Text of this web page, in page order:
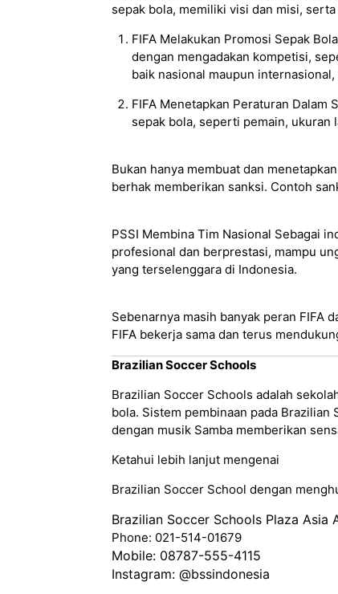
sepak bola, memiliki visi dan misi,
FIFA Melakukan Promosi Sepak
dengan mengadakan kompetisi,
baik nasional maupun
FIFA Menetapkan Peraturan Dalam
sepak bola, seperti pemain, ukuran
Bukan hanya membuat dan
berhak memberikan sanksi. Contoh
PSSI Membina Tim Nasional Sebagai
profesional dan berprestasi, mampu
yang terselenggara di Indonesia.
Sebenarnya masih banyak peran FIFA
FIFA bekerja sama dan terus
Brazilian Soccer Schools
Brazilian Soccer Schools adalah
bola. Sistem pembinaan pada
dengan musik Samba memberikan
Ketahui lebih lanjut mengenai
Brazilian Soccer School dengan
Brazilian Soccer Schools Plaza Asia
Phone: 021-514-01679
Mobile: 08787-555-4115
Instagram: @bssindonesia